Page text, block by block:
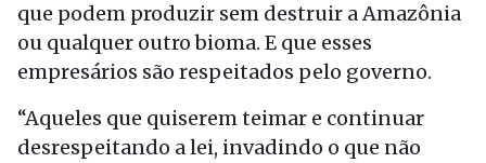
que podem produzir sem destruir a Amazônia
ou qualquer outro bioma. E que esses
empresários são respeitados pelo governo.
“Aqueles que quiserem teimar e continuar
desrespeitando a lei, invadindo o que não